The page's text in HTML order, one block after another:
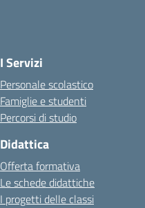
I Servizi
Personale scolastico
Famiglie e studenti
Percorsi di studio
Didattica
Offerta formativa
Le schede didattiche
I progetti delle classi